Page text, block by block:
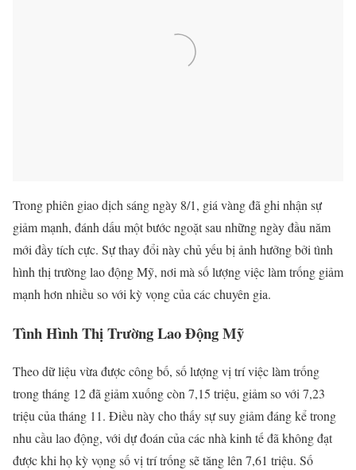
Trong phiên giao dịch sáng ngày 8/1, giá vàng đã ghi nhận sự
giảm mạnh, đánh dấu một bước ngoặt sau những ngày đầu năm
mới đầy tích cực. Sự thay đổi này chủ yếu bị ảnh hưởng bởi tình
hình thị trường lao động Mỹ, nơi mà số lượng việc làm trống giảm
mạnh hơn nhiều so với kỳ vọng của các chuyên gia.
Tình Hình Thị Trường Lao Động Mỹ
Theo dữ liệu vừa được công bố, số lượng vị trí việc làm trống
trong tháng 12 đã giảm xuống còn 7,15 triệu, giảm so với 7,23
triệu của tháng 11. Điều này cho thấy sự suy giảm đáng kể trong
nhu cầu lao động, với dự đoán của các nhà kinh tế đã không đạt
được khi họ kỳ vọng số vị trí trống sẽ tăng lên 7,61 triệu. Số